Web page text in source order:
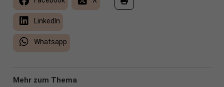
LinkedIn
Whatsapp
Mehr zum Thema